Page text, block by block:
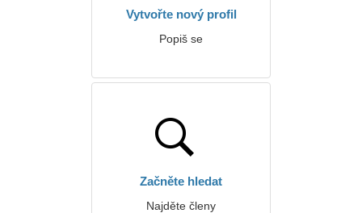
Vytvořte nový profil
Popiš se
Začněte hledat
Najděte členy